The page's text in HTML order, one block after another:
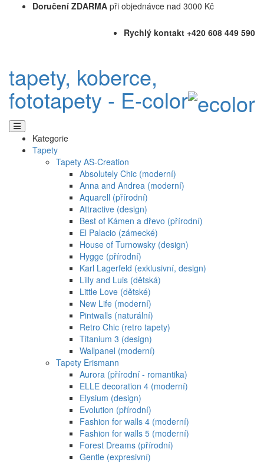
Doručení ZDARMA při objednávce nad 3000 Kč
Rychlý kontakt +420 608 449 590
tapety, koberce,
fototapety - E-color
Kategorie
Tapety
Tapety AS-Creation
Absolutely Chic (moderní)
Anna and Andrea (moderní)
Aquarell (přírodní)
Attractive (design)
Best of Kámen a dřevo (přírodní)
El Palacio (zámecké)
House of Turnowsky (design)
Hygge (přírodní)
Karl Lagerfeld (exklusivní, design)
Lilly and Luis (dětská)
Little Love (dětské)
New Life (moderní)
Pintwalls (naturální)
Retro Chic (retro tapety)
Titanium 3 (design)
Wallpanel (moderní)
Tapety Erismann
Aurora (přírodní - romantika)
ELLE decoration 4 (moderní)
Elysium (design)
Evolution (přírodní)
Fashion for walls 4 (moderní)
Fashion for walls 5 (moderní)
Forest Dreams (přírodní)
Gentle (expresivní)